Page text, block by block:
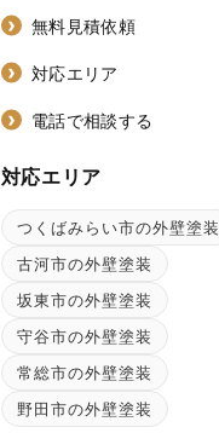
無料見積依頼
対応エリア
電話で相談する
対応エリア
つくばみらい市の外壁塗装
古河市の外壁塗装
坂東市の外壁塗装
守谷市の外壁塗装
常総市の外壁塗装
野田市の外壁塗装